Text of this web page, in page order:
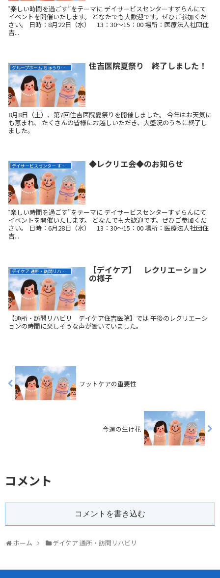
‟楽しい時間を過ごす”をテーマに デイサービスセンターすずらんにて
イベントを開催いたします。 どなたでも大歓迎です。ぜひご参加くだ
さい。 日時：8月22日（水） 13：30～15：00 場所：医療法人社団住
吉...
グループホーム ちゅうりっぷ 住吉医院夏祭り 終了しました！
8月8日（土）、第7回住吉医院夏祭りを開催しました。 今年はお天気に
も恵まれ、 たくさんの皆様にお越しいただき、大盛況のうちに終了し
ました。
デイサービスセンター すずらん ◆レクリエ会◆のお知らせ
‟楽しい時間を過ごす”をテーマに デイサービスセンターすずらんにて
イベントを開催いたします。 どなたでも大歓迎です。ぜひご参加くだ
さい。 日時：6月28日（水） 13：30～15：00 場所：医療法人社団住
吉...
デイケア 通所・訪問リハビリ 【デイケア】 レクリエーション
の様子
【通所・訪問リハビリ デイケア住吉医院】では 午後のレクリエーシ
ョンの時間に楽しそうな声が響いていました。
フットケアの重要性
今週の生け花
コメント
コメントを書き込む
ホーム デイケア 通所・訪問リハビリ